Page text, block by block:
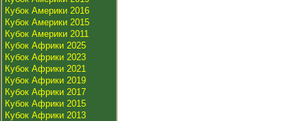
Кубок Америки 2016
Кубок Америки 2015
Кубок Америки 2011
Кубок Африки 2025
Кубок Африки 2023
Кубок Африки 2021
Кубок Африки 2019
Кубок Африки 2017
Кубок Африки 2015
Кубок Африки 2013